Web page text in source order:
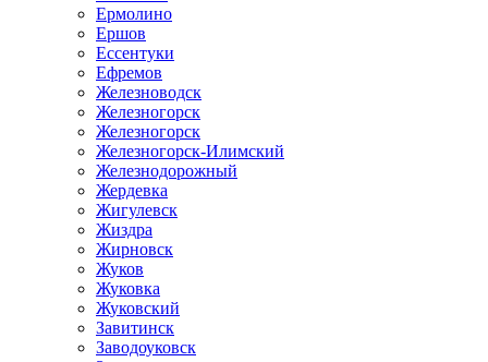
Ермолино
Ершов
Ессентуки
Ефремов
Железноводск
Железногорск
Железногорск
Железногорск-Илимский
Железнодорожный
Жердевка
Жигулевск
Жиздра
Жирновск
Жуков
Жуковка
Жуковский
Завитинск
Заводоуковск